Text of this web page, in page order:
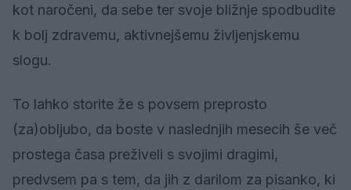
kot naročeni, da sebe ter svoje bližnje spodbudite
k bolj zdravemu, aktivnejšemu življenjskemu
slogu.
To lahko storite že s povsem preprosto
(za)obljubo, da boste v naslednjih mesecih še več
prostega časa preživeli s svojimi dragimi,
predvsem pa s tem, da jih z darilom za pisanko, ki